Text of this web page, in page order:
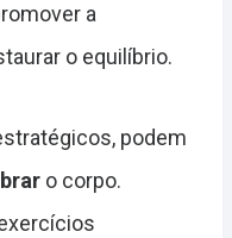
a
o equilíbrio.
podem
o corpo.